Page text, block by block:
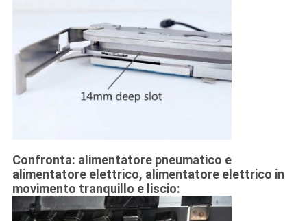
Confronta: alimentatore pneumatico e
alimentatore elettrico, alimentatore elettrico in
movimento tranquillo e liscio: